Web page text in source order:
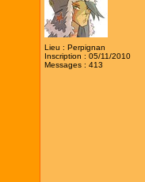
Lieu : Perpignan
Inscription : 05/11/2010
Messages : 413